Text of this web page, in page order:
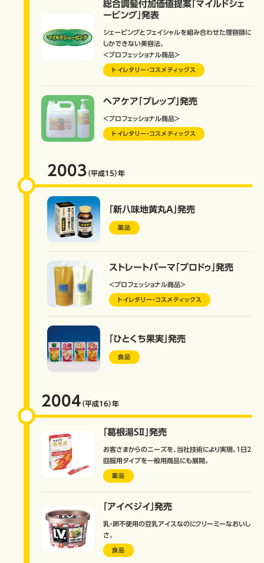
総合調髪付加価値提案「マイルドシェ
ービング」発表
シェービングとフェイシャルを組み合わせた理容師に
しかできない美容法。
＜プロフェッショナル商品＞
トイレタリー・コスメティックス
ヘアケア「プレップ」発売
＜プロフェッショナル商品＞
トイレタリー・コスメティックス
2003 （平成15）年
「新八味地黄丸A」発売
薬品
ストレートパーマ「プロドゥ」発売
＜プロフェッショナル商品＞
トイレタリー・コスメティックス
「ひとくち果実」発売
食品
2004 （平成16）年
「葛根湯SⅡ」発売
お客さまからのニーズを、当社技術により実現。1日2
回服用タイプを一般用商品にも展開。
薬品
「アイベジイ」発売
乳・卵不使用の豆乳アイスなのにクリーミーなおいし
さ。
食品